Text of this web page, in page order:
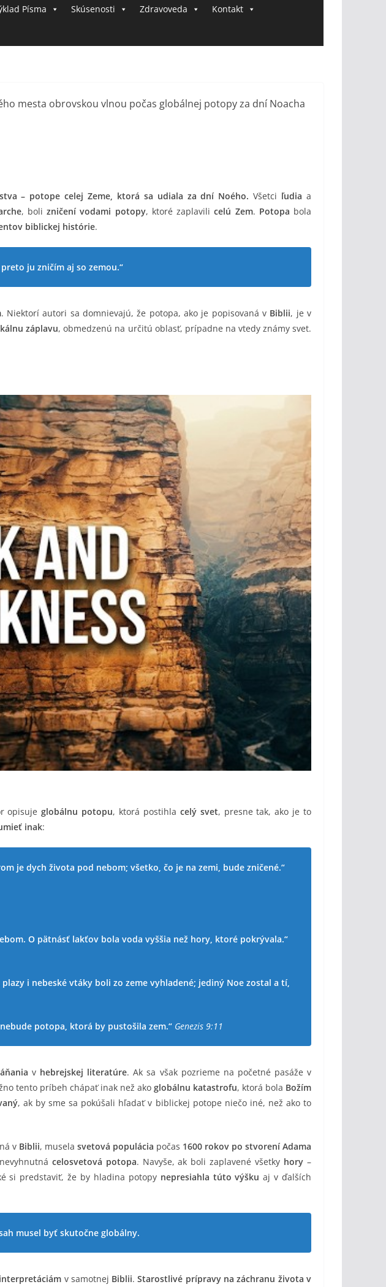
Písma Skúsenosti Zdravoveda Kontakt
– potope celej Zeme, ktorá sa udiala za dní Noého. Všetci ľudia a
, bolizničení vodami potopy, ktoré zaplavilicelú Zem. Potopa bola
biblickej histórie.
ju zničím aj so zemou.“
. Niektorí autori sa domnievajú, že potopa, ako je popisovaná v Biblii, je v
záplavu, obmedzenú na určitú oblasť, prípadne na vtedy známy svet.
opisujeglobálnu potopu, ktorá postihla celý svet, presne tak, ako je to
inak:
je dych života pod nebom; všetko, čo je na zemi, bude zničené.“
O pätnásť lakťov bola voda vyššia než hory, ktoré pokrývala.“
i nebeské vtáky boli zo zeme vyhladené; jediný Noe zostal a tí,
potopa, ktorá by pustošila zem.“ Genezis 9:11
v hebrejskej literatúre. Ak sa však pozrieme na početné pasáže v
tento príbeh chápať inak než ako globálnu katastrofu, ktorá bola Božím
, ak by sme sa pokúšali hľadať v biblickej potope niečo iné, než ako to
v Biblii, musela svetová populácia počas 1600 rokov po stvorení Adama
celosvetová potopa. Navyše, ak boli zaplavené všetky hory –
si predstaviť, že by hladina potopy nepresiahla túto výšku aj v ďalších
musel byť skutočne globálny.
v samotnej Biblii.Starostlivé prípravy na záchranu života v